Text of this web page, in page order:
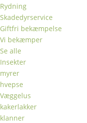
Rydning
Skadedyrservice
Giftfri bekæmpelse
Vi bekæmper
Se alle
Insekter
myrer
hvepse
Væggelus
kakerlakker
klanner